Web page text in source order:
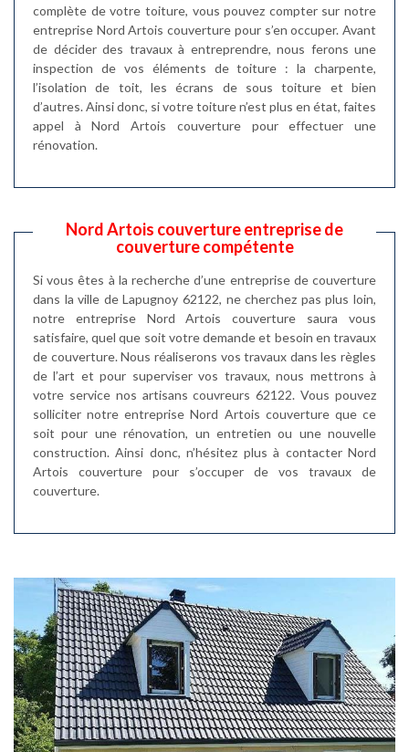
complète de votre toiture, vous pouvez compter sur notre
entreprise Nord Artois couverture pour s’en occuper. Avant
de décider des travaux à entreprendre, nous ferons une
inspection de vos éléments de toiture : la charpente,
l’isolation de toit, les écrans de sous toiture et bien
d’autres. Ainsi donc, si votre toiture n’est plus en état, faites
appel à Nord Artois couverture pour effectuer une
rénovation.
Nord Artois couverture entreprise de
couverture compétente
Si vous êtes à la recherche d’une entreprise de couverture
dans la ville de Lapugnoy 62122, ne cherchez pas plus loin,
notre entreprise Nord Artois couverture saura vous
satisfaire, quel que soit votre demande et besoin en travaux
de couverture. Nous réaliserons vos travaux dans les règles
de l’art et pour superviser vos travaux, nous mettrons à
votre service nos artisans couvreurs 62122. Vous pouvez
solliciter notre entreprise Nord Artois couverture que ce
soit pour une rénovation, un entretien ou une nouvelle
construction. Ainsi donc, n’hésitez plus à contacter Nord
Artois couverture pour s’occuper de vos travaux de
couverture.